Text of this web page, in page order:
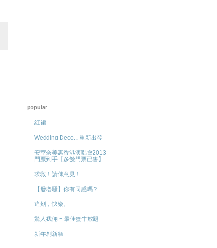
popular
紅裙
Wedding Deco... 重新出發
安室奈美惠香港演唱會2013--
門票到手【多餘門票已售】
求救！請俾意見！
【發嚕騷】你有同感嗎？
這刻，快樂。
驚人我倆 + 最佳蟹牛放題
新年創新糕